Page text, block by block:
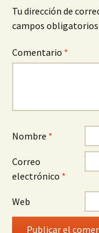
Tu dirección de
campos
Comentario *
Nombre *
Correo
electrónico *
Web